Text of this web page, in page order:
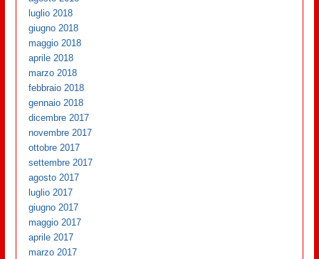
luglio 2018
giugno 2018
maggio 2018
aprile 2018
marzo 2018
febbraio 2018
gennaio 2018
dicembre 2017
novembre 2017
ottobre 2017
settembre 2017
agosto 2017
luglio 2017
giugno 2017
maggio 2017
aprile 2017
marzo 2017